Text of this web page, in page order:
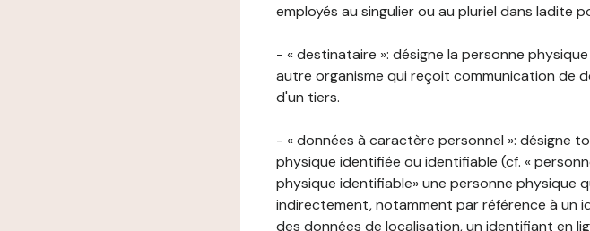
employés au singulier ou au pluriel dans ladite
- « destinataire »: désigne la personne
autre organisme qui reçoit communication de
d'un tiers.
- « données à caractère personnel »: désigne
physique identifiée ou identifiable (cf. «
physique identifiable» une personne physique
indirectement, notamment par référence à un
des données de localisation, un identifiant en